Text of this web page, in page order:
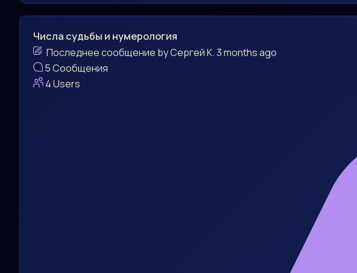
Числа судьбы и нумерология
Последнее сообщение byСергей К.3 months ago
5Сообщения
4Users